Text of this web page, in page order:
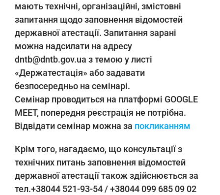
мають технічні, організаційні, змістовні
запитання щодо заповнення відомостей
державної атестації. Запитання зарані
можна надсилати на адресу
dntb@dntb.gov.ua з темою у листі
«Держатестація» або задавати
безпосередньо на семінарі.
Семінар проводиться на платформі GOOGLE
MEET, попередня реєстрація не потрібна.
Відвідати семінар можна за покликанням
Крім того, нагадаємо, що консультації з
технічних питань заповнення відомостей
державної атестації також здійснюється за
тел.+38044 521-93-54 / +38044 099 685 09 02